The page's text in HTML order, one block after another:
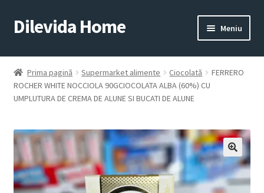
Sari
la
Sari
la
Dilevida Home Meniu
COPII
ROYALTY
Prima pagină Supermarket alimente Ciocolată
FERRERO
ROCHER WHITE NOCCIOLA 90GCIOCOLATA ALBA (60%) CU
UMPLUTURA DE CREMA DE ALUNE SI BUCATI DE ALUNE